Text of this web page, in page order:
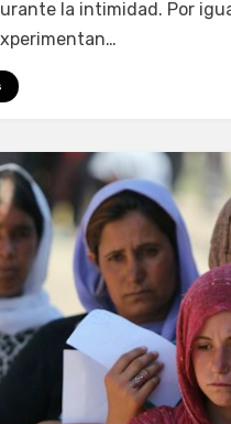
la intimidad. Por